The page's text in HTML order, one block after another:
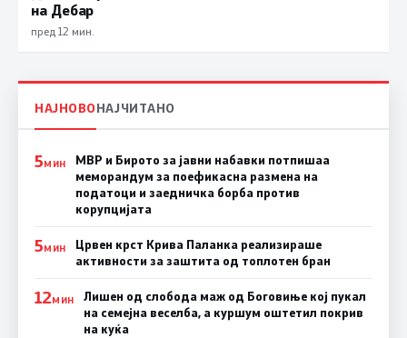
на Дебар
пред 12 мин.
НАЈНОВОНАЈЧИТАНО
5МИН
МВР и Бирото за јавни набавки потпишаа
меморандум за поефикасна размена на
податоци и заедничка борба против
корупцијата
5МИН
Црвен крст Крива Паланка реализираше
активности за заштита од топлотен бран
12МИН
Лишен од слобода маж од Боговиње кој пукал
на семејна веселба, а куршум оштетил покрив
на куќа